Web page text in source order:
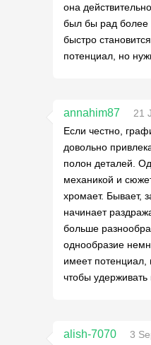
она
был бы рад более
быстро
потенциал, но
annahim87
21
Если честно,
довольно
полон деталей.
механикой и
хромает. Бывает,
начинает
больше
однообразие
имеет потенциал,
чтобы удерживать
alish-7070
3